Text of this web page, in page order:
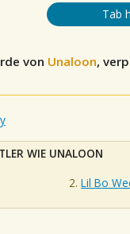
Tab
von Unaloon,
WIE UNALOON
Lil Bo